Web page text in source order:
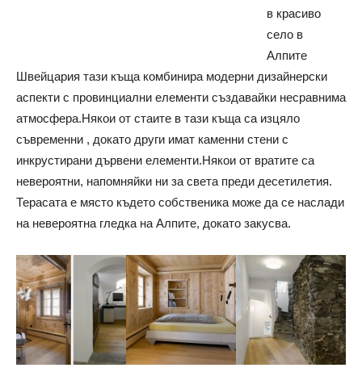
в красиво
село в
Алпите
Швейцария тази къща комбинира модерни дизайнерски
аспекти с провинциални елементи създавайки несравнима
атмосфера.Някои от стаите в тази къща са изцяло
съвременни , докато други имат каменни стени с
инкрустирани дървени елементи.Някои от вратите са
невероятни, напомняйки ни за света преди десетилетия.
Терасата е място където собственика може да се наслади
на невероятна гледка на Алпите, докато закусва.